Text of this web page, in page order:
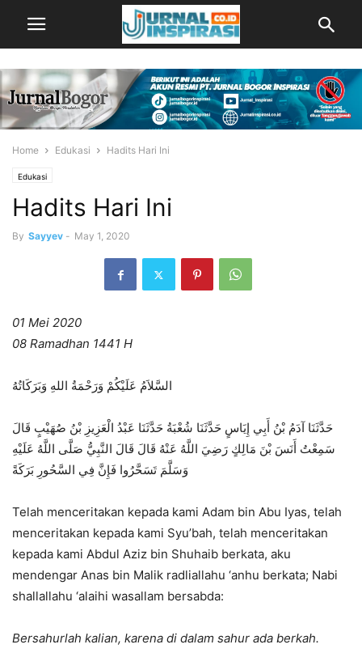
Home Edukasi Hadits Hari Ini
Edukasi
Hadits Hari Ini
By Sayyev - May 1, 2020
01 Mei 2020
08 Ramadhan 1441 H
السَّلاَمُ عَلَيْكُمْ وَرَحْمَةُ اللهِ وَبَرَكَاتُهُ
حَدَّثَنَا آدَمُ بْنُ أَبِي إِيَاسٍ حَدَّثَنَا شُعْبَةُ حَدَّثَنَا عَبْدُ الْعَزِيزِ بْنُ صُهَيْبٍ قَالَ
سَمِعْتُ أَنَسَ بْنَ مَالِكٍ رَضِيَ اللَّهُ عَنْهُ قَالَ قَالَ النَّبِيُّ صَلَّى اللَّهُ عَلَيْهِ
وَسَلَّمَ تَسَحَّرُوا فَإِنَّ فِي السَّحُورِ بَرَكَةً
Telah menceritakan kepada kami Adam bin Abu Iyas, telah
menceritakan kepada kami Syu’bah, telah menceritakan
kepada kami Abdul Aziz bin Shuhaib berkata, aku
mendengar Anas bin Malik radliallahu ‘anhu berkata; Nabi
shallallahu ‘alaihi wasallam bersabda:
Bersahurlah kalian, karena di dalam sahur ada berkah.